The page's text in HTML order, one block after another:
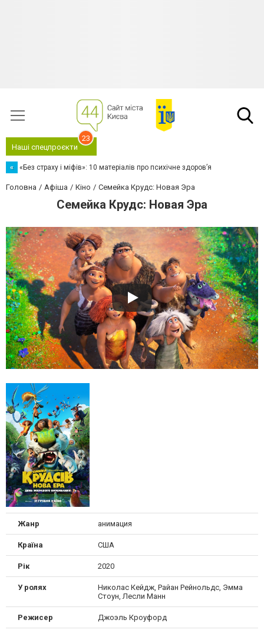
Наші спецпроєкти
23
« «Без страху і міфів»: 10 матеріалів про психічне здоров’я
Головна Афіша Кіно Семейка Крудс: Новая Эра
Семейка Крудс: Новая Эра
Жанр анимация
Країна США
Рік 2020
У ролях
Николас Кейдж, Райан Рейнольдс, Эмма
Стоун, Лесли Манн
Режисер Джоэль Кроуфорд